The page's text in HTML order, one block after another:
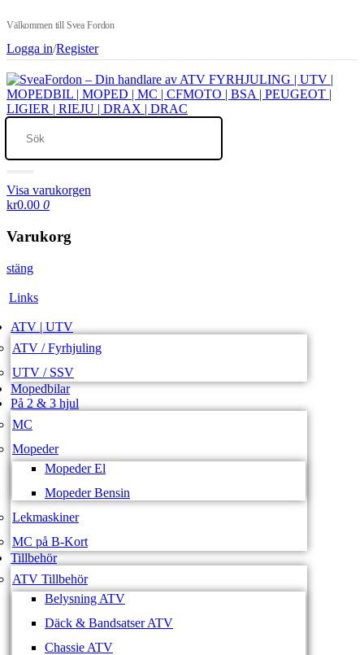
Välkommen till Svea Fordon
Logga in/Register
Visa varukorgen
kr0.00 0
Varukorg
stäng
Links
ATV | UTV
ATV / Fyrhjuling
UTV / SSV
Mopedbilar
På 2 & 3 hjul
MC
Mopeder
Mopeder El
Mopeder Bensin
Lekmaskiner
MC på B-Kort
Tillbehör
ATV Tillbehör
Belysning ATV
Däck & Bandsatser ATV
Chassie ATV